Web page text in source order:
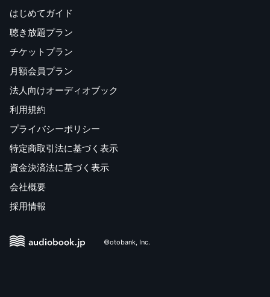
はじめてガイド
聴き放題プラン
チケットプラン
月額会員プラン
法人向けオーディオブック
利用規約
プライバシーポリシー
特定商取引法に基づく表示
資金決済法に基づく表示
会社概要
採用情報
©otobank, Inc.